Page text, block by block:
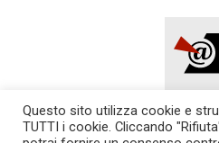
Questo sito utilizza cookie e
TUTTI i cookie. Cliccando